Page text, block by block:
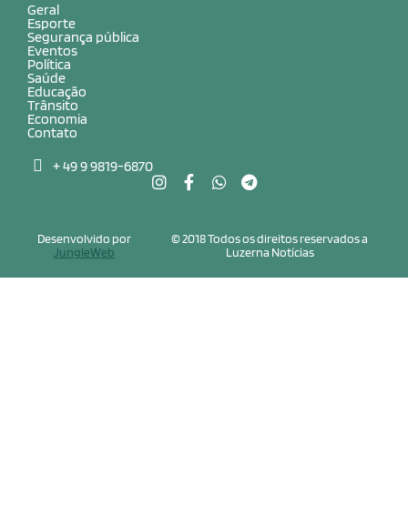
Geral
Esporte
Segurança pública
Eventos
Política
Saúde
Educação
Trânsito
Economia
Contato
+ 49 9 9819-6870
© 2018 Todos os direitos reservados a
Luzerna Notícias
Desenvolvido por
JungleWeb